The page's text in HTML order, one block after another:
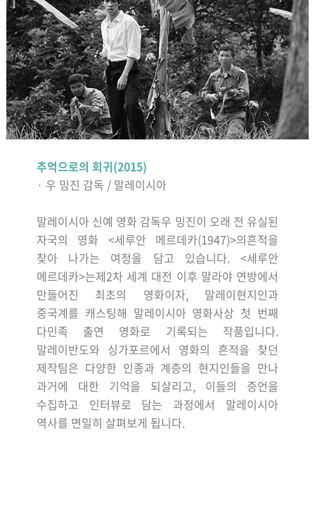
추억으로의 회귀(2015)
· 우 밍진 감독 / 말레이시아
말레이시아 신예 영화 감독우 밍진이 오래 전 유실된
자국의 영화 <세루안 메르데카(1947)>의흔적을
찾아 나가는 여정을 담고 있습니다. <세루안
메르데카>는제2차 세계 대전 이후 말라야 연방에서
만들어진 최초의 영화이자, 말레이현지인과
중국계를 캐스팅해 말레이시아 영화사상 첫 번째
다민족 출연 영화로 기록되는 작품입니다.
말레이반도와 싱가포르에서 영화의 흔적을 찾던
제작팀은 다양한 인종과 계층의 현지인들을 만나
과거에 대한 기억을 되살리고, 이들의 증언을
수집하고 인터뷰로 담는 과정에서 말레이시아
역사를 면밀히 살펴보게 됩니다.